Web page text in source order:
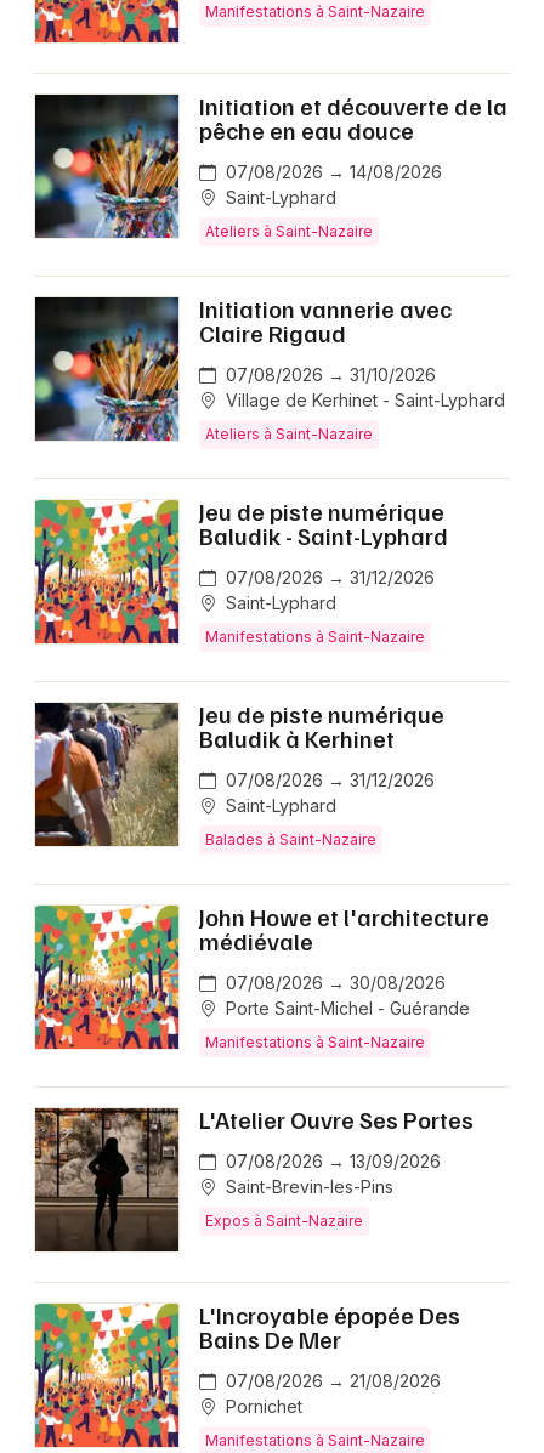
Manifestations à Saint-Nazaire
Initiation et découverte de la
pêche en eau douce
07/08/2026 → 14/08/2026
Saint-Lyphard
Ateliers à Saint-Nazaire
Initiation vannerie avec
Claire Rigaud
07/08/2026 → 31/10/2026
Village de Kerhinet - Saint-Lyphard
Ateliers à Saint-Nazaire
Jeu de piste numérique
Baludik - Saint-Lyphard
07/08/2026 → 31/12/2026
Saint-Lyphard
Manifestations à Saint-Nazaire
Jeu de piste numérique
Baludik à Kerhinet
07/08/2026 → 31/12/2026
Saint-Lyphard
Balades à Saint-Nazaire
John Howe et l'architecture
médiévale
07/08/2026 → 30/08/2026
Porte Saint-Michel - Guérande
Manifestations à Saint-Nazaire
L'Atelier Ouvre Ses Portes
07/08/2026 → 13/09/2026
Saint-Brevin-les-Pins
Expos à Saint-Nazaire
L'Incroyable épopée Des
Bains De Mer
07/08/2026 → 21/08/2026
Pornichet
Manifestations à Saint-Nazaire